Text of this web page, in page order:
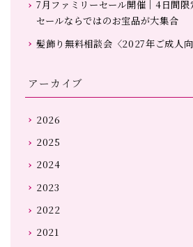
7月ファミリーセール開催｜4日間
セールならではのお宝品が大集合
髪飾り無料相談会〈2027年ご成人向
アーカイブ
2026
2025
2024
2023
2022
2021